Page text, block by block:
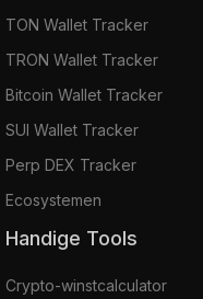
TON Wallet Tracker
TRON Wallet Tracker
Bitcoin Wallet Tracker
SUI Wallet Tracker
Perp DEX Tracker
Ecosystemen
Handige Tools
Crypto-winstcalculator